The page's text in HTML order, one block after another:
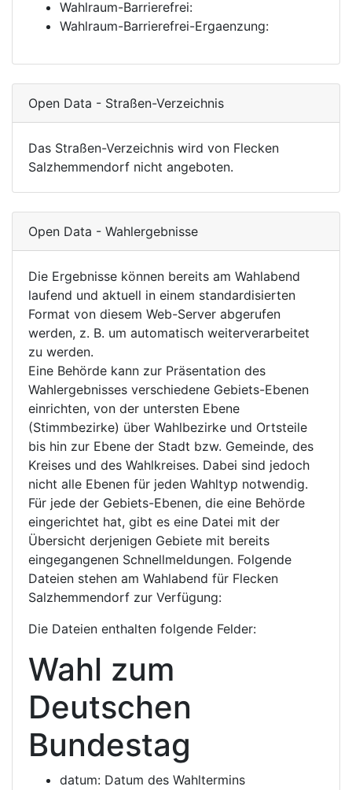
Wahlraum-Barrierefrei:
Wahlraum-Barrierefrei-Ergaenzung:
Open Data - Straßen-Verzeichnis
Das Straßen-Verzeichnis wird von Flecken
Salzhemmendorf nicht angeboten.
Open Data - Wahlergebnisse
Die Ergebnisse können bereits am Wahlabend
laufend und aktuell in einem standardisierten
Format von diesem Web-Server abgerufen
werden, z. B. um automatisch weiterverarbeitet
zu werden.
Eine Behörde kann zur Präsentation des
Wahlergebnisses verschiedene Gebiets-Ebenen
einrichten, von der untersten Ebene
(Stimmbezirke) über Wahlbezirke und Ortsteile
bis hin zur Ebene der Stadt bzw. Gemeinde, des
Kreises und des Wahlkreises. Dabei sind jedoch
nicht alle Ebenen für jeden Wahltyp notwendig.
Für jede der Gebiets-Ebenen, die eine Behörde
eingerichtet hat, gibt es eine Datei mit der
Übersicht derjenigen Gebiete mit bereits
eingegangenen Schnellmeldungen. Folgende
Dateien stehen am Wahlabend für Flecken
Salzhemmendorf zur Verfügung:
Die Dateien enthalten folgende Felder:
Wahl zum
Deutschen
Bundestag
datum: Datum des Wahltermins